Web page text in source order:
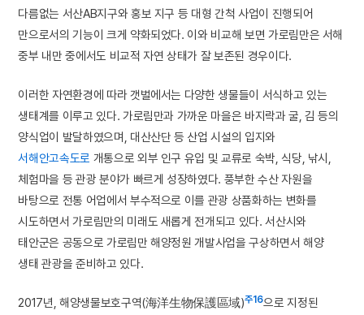
다름없는 서산AB지구와 홍보 지구 등 대형 간척 사업이 진행되어
만으로서의 기능이 크게 약화되었다. 이와 비교해 보면 가로림만은 서해
중부 내만 중에서도 비교적 자연 상태가 잘 보존된 경우이다.
이러한 자연환경에 따라 갯벌에서는 다양한 생물들이 서식하고 있는
생태계를 이루고 있다. 가로림만과 가까운 마을은 바지락과 굴, 김 등의
양식업이 발달하였으며, 대산산단 등 산업 시설의 입지와
서해안고속도로 개통으로 외부 인구 유입 및 교류로 숙박, 식당, 낚시,
체험마을 등 관광 분야가 빠르게 성장하였다. 풍부한 수산 자원을
바탕으로 전통 어업에서 부수적으로 이를 관광 상품화하는 변화를
시도하면서 가로림만의 미래도 새롭게 전개되고 있다. 서산시와
태안군은 공동으로 가로림만 해양정원 개발사업을 구상하면서 해양
생태 관광을 준비하고 있다.
2017년, 해양생물보호구역(海洋生物保護區域)주16으로 지정된